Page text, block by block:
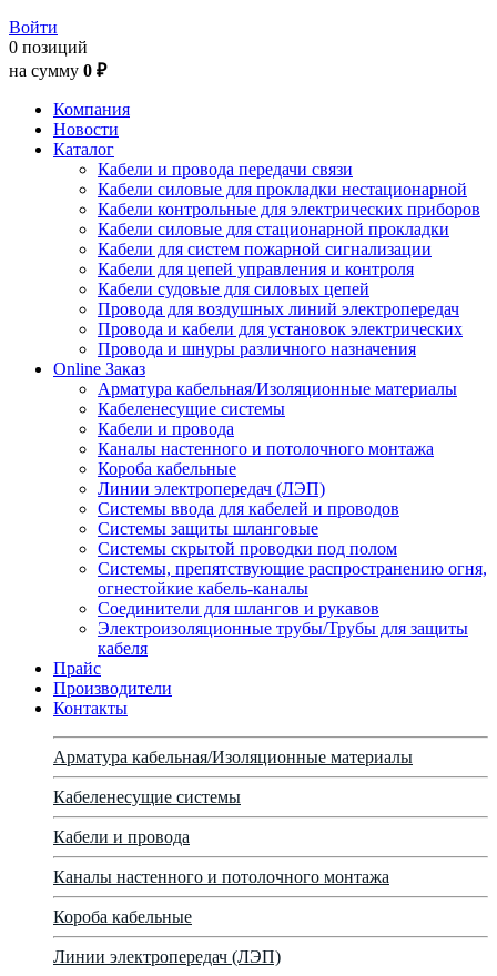
Войти
0 позиций
на сумму 0 ₽
Компания
Новости
Каталог
Кабели и провода передачи связи
Кабели силовые для прокладки нестационарной
Кабели контрольные для электрических приборов
Кабели силовые для стационарной прокладки
Кабели для систем пожарной сигнализации
Кабели для цепей управления и контроля
Кабели судовые для силовых цепей
Провода для воздушных линий электропередач
Провода и кабели для установок электрических
Провода и шнуры различного назначения
Online Заказ
Арматура кабельная/Изоляционные материалы
Кабеленесущие системы
Кабели и провода
Каналы настенного и потолочного монтажа
Короба кабельные
Линии электропередач (ЛЭП)
Системы ввода для кабелей и проводов
Системы защиты шланговые
Системы скрытой проводки под полом
Системы, препятствующие распространению огня,
огнестойкие кабель-каналы
Соединители для шлангов и рукавов
Электроизоляционные трубы/Трубы для защиты
кабеля
Прайс
Производители
Контакты
Арматура кабельная/Изоляционные материалы
Кабеленесущие системы
Кабели и провода
Каналы настенного и потолочного монтажа
Короба кабельные
Линии электропередач (ЛЭП)